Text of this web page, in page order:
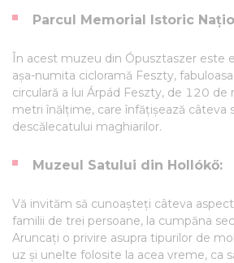
Parcul Memorial Istoric
În acest muzeu din Ópusztaszer este
așa-numita cicloramă Feszty,
circulară a lui Árpád Feszty, de 120
metri înălțime, care înfățișează câteva
descălecatului maghiarilor.
Muzeul Satului din Hollókő:
Vă invităm să cunoașteți câteva
familii de trei persoane, la cumpăna
Aruncați o privire asupra tipurilor de
uz și unelte folosite la acea vreme, ca